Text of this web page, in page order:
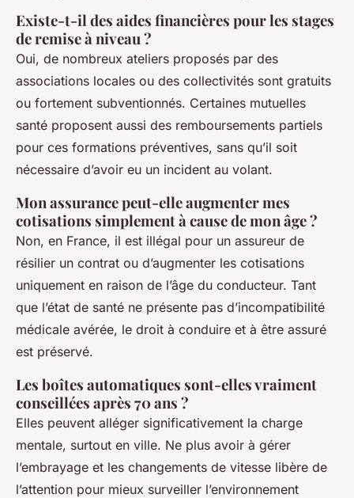
Existe-t-il des aides financières pour les stages
de remise à niveau ?
Oui, de nombreux ateliers proposés par des
associations locales ou des collectivités sont gratuits
ou fortement subventionnés. Certaines mutuelles
santé proposent aussi des remboursements partiels
pour ces formations préventives, sans qu’il soit
nécessaire d’avoir eu un incident au volant.
Mon assurance peut-elle augmenter mes
cotisations simplement à cause de mon âge ?
Non, en France, il est illégal pour un assureur de
résilier un contrat ou d’augmenter les cotisations
uniquement en raison de l’âge du conducteur. Tant
que l’état de santé ne présente pas d’incompatibilité
médicale avérée, le droit à conduire et à être assuré
est préservé.
Les boîtes automatiques sont-elles vraiment
conseillées après 70 ans ?
Elles peuvent alléger significativement la charge
mentale, surtout en ville. Ne plus avoir à gérer
l’embrayage et les changements de vitesse libère de
l’attention pour mieux surveiller l’environnement